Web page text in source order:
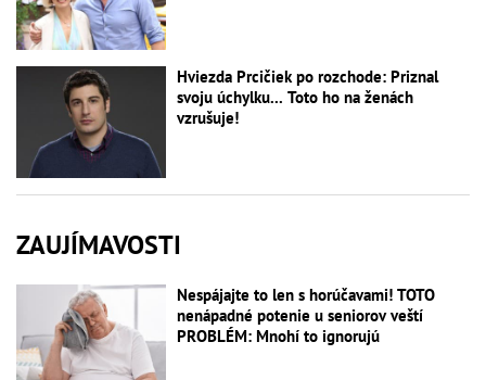
Hviezda Prcičiek po rozchode: Priznal
svoju úchylku... Toto ho na ženách
vzrušuje!
ZAUJÍMAVOSTI
Nespájajte to len s horúčavami! TOTO
nenápadné potenie u seniorov veští
PROBLÉM: Mnohí to ignorujú